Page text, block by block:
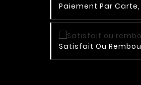
Paiement Par Carte,
Satisfait Ou